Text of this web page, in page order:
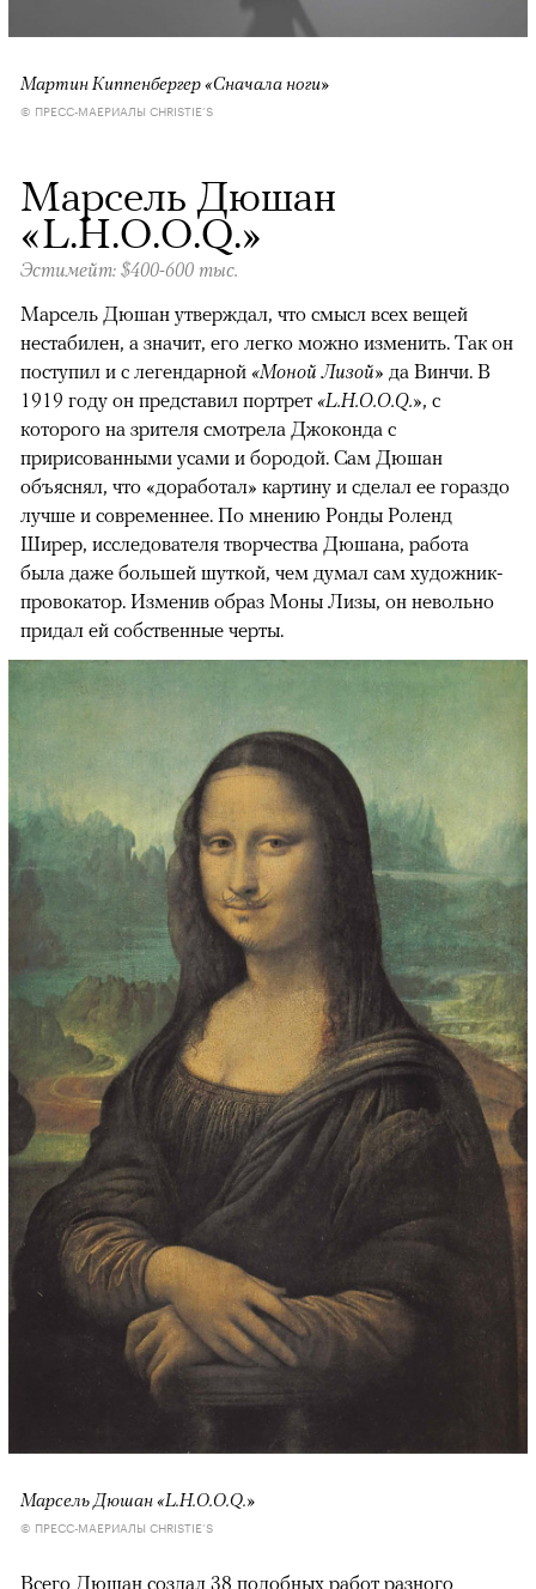
Мартин Киппенбергер «Сначала ноги»
© ПРЕСС-МАЕРИАЛЫ CHRISTIE’S
Марсель Дюшан
«L.H.O.O.Q.»
Эстимейт: $400-600 тыс.
Марсель Дюшан утверждал, что смысл всех вещей
нестабилен, а значит, его легко можно изменить. Так он
поступил и с легендарной «Моной Лизой» да Винчи. В
1919 году он представил портрет «L.H.O.O.Q.», с
которого на зрителя смотрела Джоконда с
пририсованными усами и бородой. Сам Дюшан
объяснял, что «доработал» картину и сделал ее гораздо
лучше и современнее. По мнению Ронды Роленд
Ширер, исследователя творчества Дюшана, работа
была даже большей шуткой, чем думал сам художник-
провокатор. Изменив образ Моны Лизы, он невольно
придал ей собственные черты.
Марсель Дюшан «L.H.O.O.Q.»
© ПРЕСС-МАЕРИАЛЫ CHRISTIE’S
Всего Дюшан создал 38 подобных работ разного